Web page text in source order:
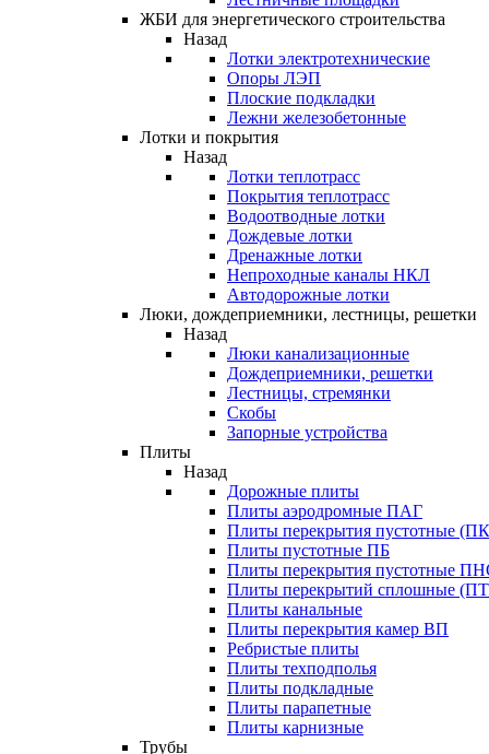
ЖБИ для энергетического строительства
Назад
Лотки электротехнические
Опоры ЛЭП
Плоские подкладки
Лежни железобетонные
Лотки и покрытия
Назад
Лотки теплотрасс
Покрытия теплотрасс
Водоотводные лотки
Дождевые лотки
Дренажные лотки
Непроходные каналы НКЛ
Автодорожные лотки
Люки, дождеприемники, лестницы, решетки
Назад
Люки канализационные
Дождеприемники, решетки
Лестницы, стремянки
Скобы
Запорные устройства
Плиты
Назад
Дорожные плиты
Плиты аэродромные ПАГ
Плиты перекрытия пустотные
Плиты пустотные ПБ
Плиты перекрытия пустотные
Плиты перекрытий сплошные
Плиты канальные
Плиты перекрытия камер ВП
Ребристые плиты
Плиты техподполья
Плиты подкладные
Плиты парапетные
Плиты карнизные
Трубы